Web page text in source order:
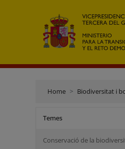
Home Biodiversitat i
Temes
Conservació de la